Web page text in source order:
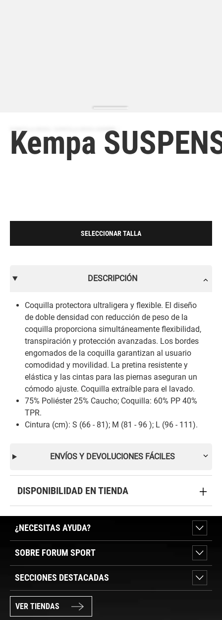
Kempa
SELECCIONAR TALLA
DESCRIPCIÓN
Coquilla protectora ultraligera y flexible. El diseño
de doble densidad con reducción de peso de la
coquilla proporciona simultáneamente flexibilidad,
transpiración y protección avanzadas. Los bordes
engomados de la coquilla garantizan al usuario
comodidad y movilidad. La pretina resistente y
elástica y las cintas para las piernas aseguran un
cómodo ajuste. Coquilla extraíble para el lavado.
75% Poliéster 25% Caucho; Coquilla: 60% PP 40%
TPR.
Cintura (cm): S (66 - 81); M (81 - 96 ); L (96 - 111).
ENVÍOS Y DEVOLUCIONES FÁCILES
DISPONIBILIDAD EN TIENDA
¿NECESITAS AYUDA?
SOBRE FORUM SPORT
SECCIONES DESTACADAS
VER TIENDAS